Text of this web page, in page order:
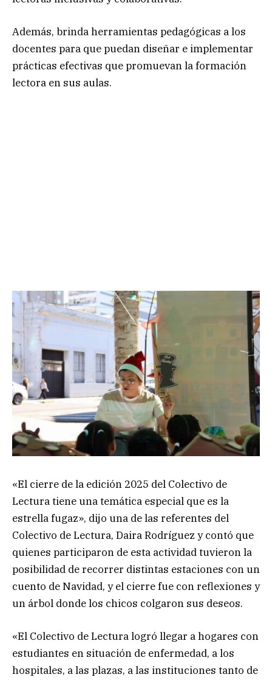
Además, brinda herramientas pedagógicas a los
docentes para que puedan diseñar e implementar
prácticas efectivas que promuevan la formación
lectora en sus aulas.
«El cierre de la edición 2025 del Colectivo de
Lectura tiene una temática especial que es la
estrella fugaz», dijo una de las referentes del
Colectivo de Lectura, Daira Rodríguez y contó que
quienes participaron de esta actividad tuvieron la
posibilidad de recorrer distintas estaciones con un
cuento de Navidad, y el cierre fue con reflexiones y
un árbol donde los chicos colgaron sus deseos.
«El Colectivo de Lectura logró llegar a hogares con
estudiantes en situación de enfermedad, a los
hospitales, a las plazas, a las instituciones tanto de